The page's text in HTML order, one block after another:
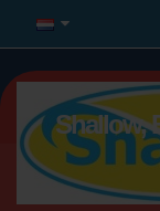
Shallow,